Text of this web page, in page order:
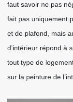
faut savoir ne pas
fait pas uniquement
et de plafond, mais
d’intérieur répond à
tout type de
sur la peinture de